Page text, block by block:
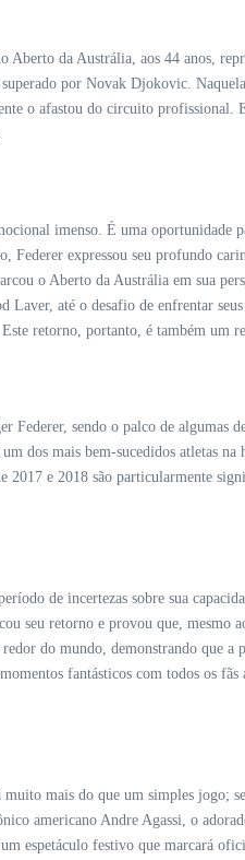
da Austrália, aos 44 anos,
por Novak Djokovic.
o afastou do circuito
imenso. É uma
expressou seu profundo
o Aberto da Austrália em sua
até o desafio de enfrentar
retorno, portanto, é também um
sendo o palco de
dos mais bem-sucedidos atletas
2017 e 2018 são particularmente
de incertezas sobre sua
seu retorno e provou que, mesmo
do mundo, demonstrando que
fantásticos com todos os
mais do que um simples
americano Andre Agassi, o
espetáculo festivo que marcará